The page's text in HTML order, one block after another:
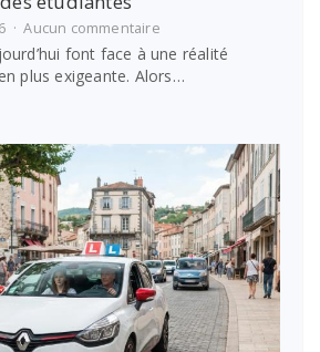
Aucun commentairesur
Crédit
simplifié
:
options
financer
études
étudiantes
font face à une réalité
plus exigeante. Alors…